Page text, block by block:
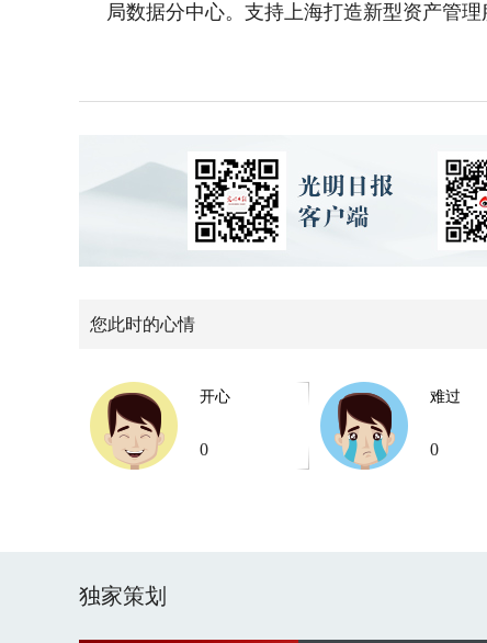
局数据分中心。支持上海打造新型资产管
您此时的心情
开心
0
难过
0
独家策划